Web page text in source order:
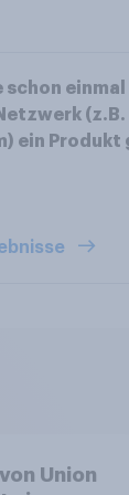
schon
(z.B.
ein Produkt
Union